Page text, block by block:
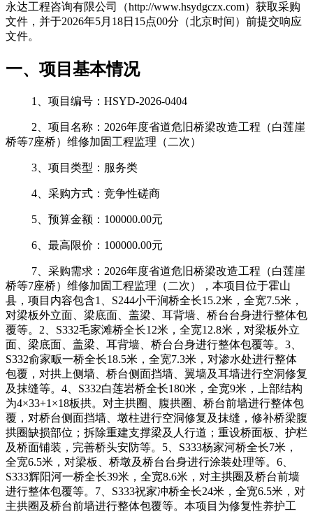
永达工程咨询有限公司（http://www.hsydgczx.com）获取采购
文件，并于2026年5月18日15点00分（北京时间）前提交响应
文件。
一、项目基本情况
1、项目编号：HSYD-2026-0404
2、项目名称：2026年度省道危旧桥梁改造工程（白莲崖
桥等7座桥）维修加固工程监理（二次）
3、项目类型：服务类
4、采购方式：竞争性磋商
5、预算金额：100000.00元
6、最高限价：100000.00元
7、采购需求：2026年度省道危旧桥梁改造工程（白莲崖
桥等7座桥）维修加固工程监理（二次），本项目位于霍山
县，项目内容包含1、S244小干涧桥全长15.2米，全宽7.5米，
对梁板外立面、梁底面、盖梁、耳背墙、桥台台身进行整体包
覆等。2、S332毛家滩桥全长12米，全宽12.8米，对梁板外立
面、梁底面、盖梁、耳背墙、桥台台身进行整体包覆等。3、
S332俞家畈一桥全长18.5米，全宽7.3米，对渗水处进行整体
包覆，对拱上侧墙、桥台侧面挡墙、翼墙及耳墙进行空洞修复
及抹缝等。4、S332白莲岩桥全长180米，全宽9米，上部结构
为4×33+1×18板拱。对主拱圈、腹拱圈、桥台前墙进行整体包
覆，对桥台侧面挡墙、墩柱进行空洞修复及抹缝，修补桥梁腹
拱圈缺损部位；拆除重建支撑梁及人行道；重设桥面板、护栏
及桥面铺装，完善桥头安防等。5、S333杨家河桥全长7米，
全宽6.5米，对梁板、桥墩及桥台台身进行涂装处理等。6、
S333辉阳河一桥全长39米，全宽8.6米，对主拱圈及桥台前墙
进行整体包覆等。7、S333祝家冲桥全长24米，全宽6.5米，对
主拱圈及桥台前墙进行整体包覆等。本项目为修复性养护工